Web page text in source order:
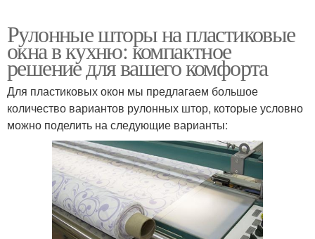
Рулонные шторы на пластиковые
окна в кухню: компактное
решение для вашего комфорта
Для пластиковых окон мы предлагаем большое
количество вариантов рулонных штор, которые условно
можно поделить на следующие варианты: